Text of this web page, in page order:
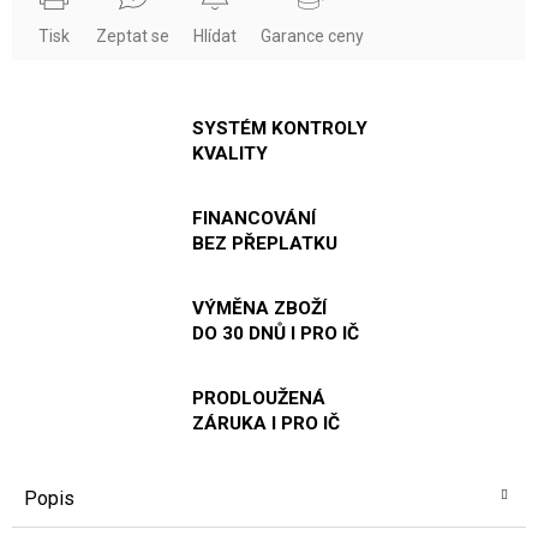
Tisk Zeptat se Hlídat Garance ceny
SYSTÉM KONTROLY
KVALITY
FINANCOVÁNÍ
BEZ PŘEPLATKU
VÝMĚNA ZBOŽÍ
DO 30 DNŮ I PRO IČ
PRODLOUŽENÁ
ZÁRUKA I PRO IČ
Popis